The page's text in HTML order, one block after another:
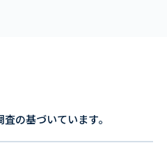
の基づいています。